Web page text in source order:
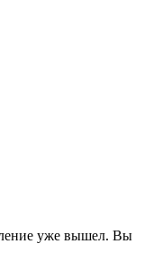
уже вышел. Вы